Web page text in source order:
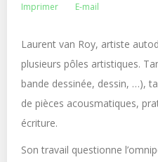
Imprimer E-mail
Laurent van Roy, artiste
plusieurs pôles artistiques.
bande dessinée, dessin, …),
de pièces acousmatiques,
écriture.
Son travail questionne